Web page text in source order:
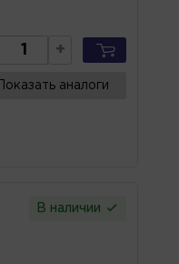
+
Показать аналоги
В наличии